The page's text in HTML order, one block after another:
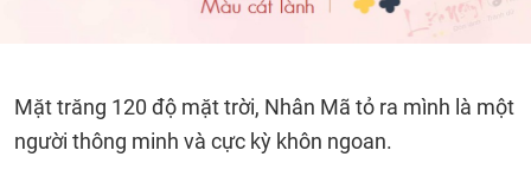
Mặt trăng 120 độ mặt trời, Nhân Mã tỏ ra mình là một
người thông minh và cực kỳ khôn ngoan.